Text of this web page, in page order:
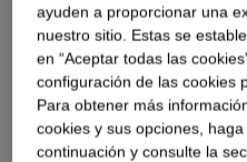
Qué esSILASTIC™ T-4
Translucent, high-strength
ayuden a proporcionar una
nuestro sitio. Estas se
en “Aceptar todas las
configuración de las cookies
Para obtener más
cookies y sus opciones,
continuación y consulte la